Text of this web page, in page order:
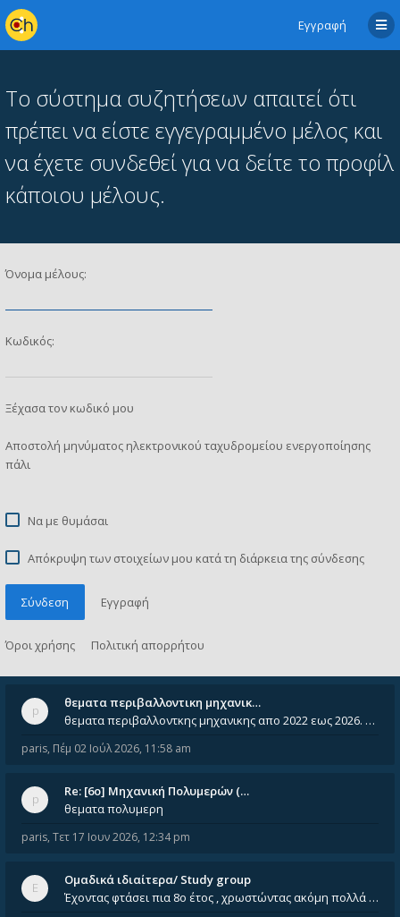
Εγγραφή
Το σύστημα συζητήσεων απαιτεί ότι
πρέπει να είστε εγγεγραμμένο μέλος και
να έχετε συνδεθεί για να δείτε το προφίλ
κάποιου μέλους.
Όνομα μέλους:
Κωδικός:
Ξέχασα τον κωδικό μου
Αποστολή μηνύματος ηλεκτρονικού ταχυδρομείου ενεργοποίησης
πάλι
Να με θυμάσαι
Απόκρυψη των στοιχείων μου κατά τη διάρκεια της σύνδεσης
Σύνδεση Εγγραφή
Όροι χρήσης Πολιτική απορρήτου
θεματα περιβαλλοντικη μηχανικ…
θεματα περιβαλλοντκης μηχανικης απο 2022 εως 2026. Δεν ειναι μεσα του Σεπτεμβιου του 2025. Αν τα εχει καποιος ας τα ανε
paris, Πέμ 02 Ιούλ 2026, 11:58 am
Re: [6o] Mηχανική Πολυμερών (…
θεματα πολυμερη
paris, Τετ 17 Ιουν 2026, 12:34 pm
Ομαδικά ιδιαίτερα/ Study group
Έχοντας φτάσει πια 8ο έτος , χρωστώντας ακόμη πολλά και χωρίς καμία όρεξη ούτε να διαβάσω μόνος μου ούτε να παρακολουθήσ